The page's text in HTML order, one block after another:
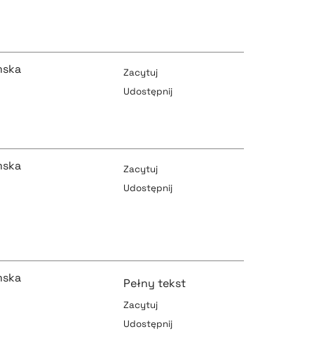
Zacytuj
Udostępnij
pobierz cytat
Zacytuj
Udostępnij
Pełny tekst
Zacytuj
Udostępnij